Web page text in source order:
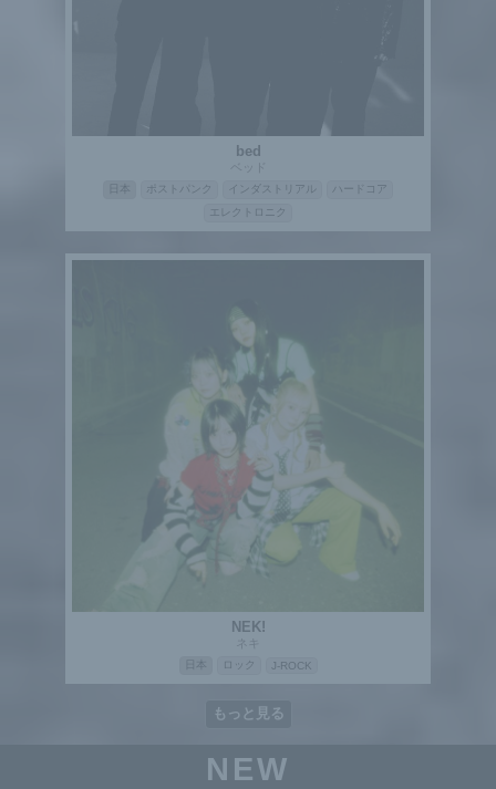
bed
ベッド
ポストパンク インダストリアル
ハードコア
エレクトロニク
NEK!
ネキ
ロック J-ROCK
もっと見る
NEW